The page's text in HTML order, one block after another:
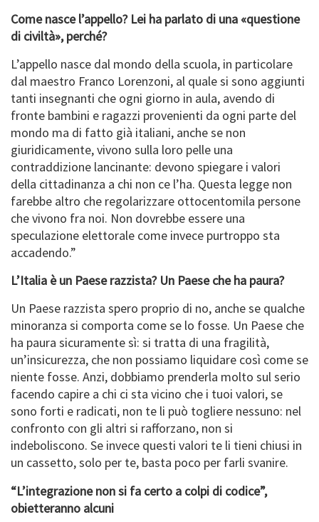
Come nasce l’appello? Lei ha parlato di una «questione
di civiltà», perché?
L’appello nasce dal mondo della scuola, in particolare
dal maestro Franco Lorenzoni, al quale si sono aggiunti
tanti insegnanti che ogni giorno in aula, avendo di
fronte bambini e ragazzi provenienti da ogni parte del
mondo ma di fatto già italiani, anche se non
giuridicamente, vivono sulla loro pelle una
contraddizione lancinante: devono spiegare i valori
della cittadinanza a chi non ce l’ha. Questa legge non
farebbe altro che regolarizzare ottocentomila persone
che vivono fra noi. Non dovrebbe essere una
speculazione elettorale come invece purtroppo sta
accadendo.”
L’Italia è un Paese razzista? Un Paese che ha paura?
Un Paese razzista spero proprio di no, anche se qualche
minoranza si comporta come se lo fosse. Un Paese che
ha paura sicuramente sì: si tratta di una fragilità,
un’insicurezza, che non possiamo liquidare così come se
niente fosse. Anzi, dobbiamo prenderla molto sul serio
facendo capire a chi ci sta vicino che i tuoi valori, se
sono forti e radicati, non te li può togliere nessuno: nel
confronto con gli altri si rafforzano, non si
indeboliscono. Se invece questi valori te li tieni chiusi in
un cassetto, solo per te, basta poco per farli svanire.
“L’integrazione non si fa certo a colpi di codice”,
obietteranno alcuni